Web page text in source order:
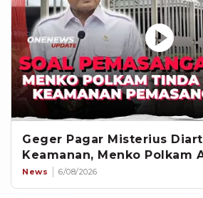
Geger Pagar Misterius
Keamanan, Menko Polkam
News 6/08/2026